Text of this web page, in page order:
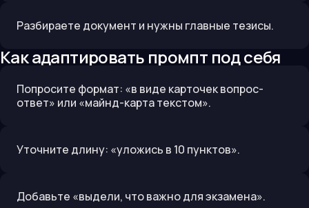
Разбираете документ и нужны главные тезисы.
Как адаптировать промпт под себя
Попросите формат: «в виде карточек вопрос-
ответ» или «майнд-карта текстом».
Уточните длину: «уложись в 10 пунктов».
Добавьте «выдели, что важно для экзамена».